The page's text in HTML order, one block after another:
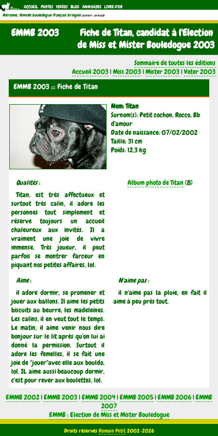
ACCUEIL PHOTOS VIDÉOS BLOG ANNUAIRE LIVRE D'OR
Néronne, femelle bouledogue français bringée (21/11/1997 - 04/11/2011)
EMMB 2003
Fiche de Titan, candidat à l'Election
de Miss et Mister Bouledogue 2003
Sommaire de toutes les éditions
Accueil 2003|Miss 2003|Mister 2003|Voter 2003
EMMB 2003 ::: Fiche de Titan
Nom: Titan
Surnom(s): Petit cochon, Rocco, Bb
d'amour
Date de naissance: 07/02/2002
Taille: 31 cm
Poids: 12,3 kg
Qualités:
Titan, est très affectueux et
surtout très calin, il adore les
personnes tout simplement et
réserve toujours un accueil
chaleureux aux invités. Il a
vraiment une joie de vivre
immense. Très joueur, il peut
parfois se montrer farceur en
piquant nos petites affaires, lol.
Album photo de Titan(8)
Aime:
il adore dormir, se promener et
jouer aux ballons. Il aime les petits
biscuits au beurre, les madeleines.
Les calins, il en veut tout le temps.
Le matin, il aime venir nous dire
bonjour sur le lit après qu'on lui ai
donné la permission. Surtout il
adore les femelles, il se fait une
joie de "jouer"avec elle aux bouldo,
lol. IL aime aussi beaucoup dormir,
c'est pour rever aux boulettes, lol.
N'aime pas:
il n'aime pas la pluie, en fait il
aime à peu près tout.
EMMB 2002|EMMB 2003|EMMB 2004|EMMB 2005|EMMB 2006|EMMB
2007
EMMB : Election de Miss et Mister Bouledogue
Droits réservés Romain Petit2002-2026